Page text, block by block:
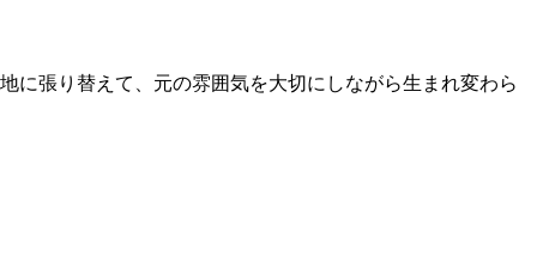
に張り替えて、元の雰囲気を大切にしながら生まれ変わら